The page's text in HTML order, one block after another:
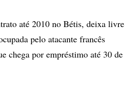
até 2010 no Bétis, deixa livre
pelo atacante francês
chega por empréstimo até 30 de